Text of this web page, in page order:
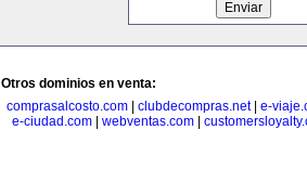
Otros dominios en venta:
comprasalcosto.com
clubdecompras.net| e-
e-ciudad.com| webventas.com|